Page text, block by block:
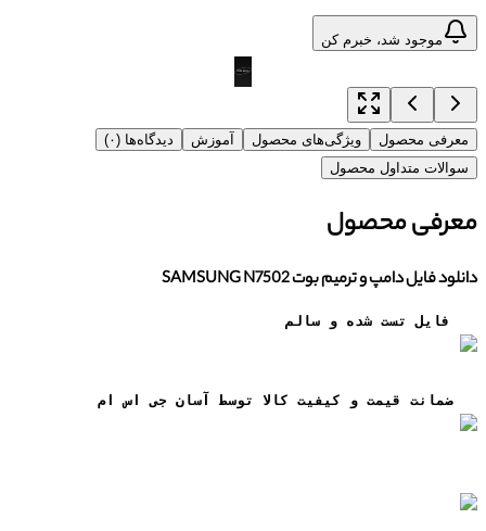
موجود شد، خبرم کن
معرفی محصول ویژگی‌های محصول آموزش
دیدگاه‌ها (۰)
سوالات متداول محصول
معرفی محصول
دانلود فایل دامپ و ترمیم بوت SAMSUNG N7502
فایل تست شده و سالم
ضمانت قيمت و کيفيت کالا توسط آسان جی اس ام